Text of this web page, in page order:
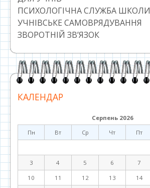
ПСИХОЛОГІЧНА СЛУЖБА ШКОЛИ
УЧНІВСЬКЕ САМОВРЯДУВАННЯ
ЗВОРОТНІЙ ЗВ’ЯЗОК
КАЛЕНДАР
Серпень 2026
Пн
Вт Ср Чт Пт
3
4 5 6 7
10
11 12 13 14